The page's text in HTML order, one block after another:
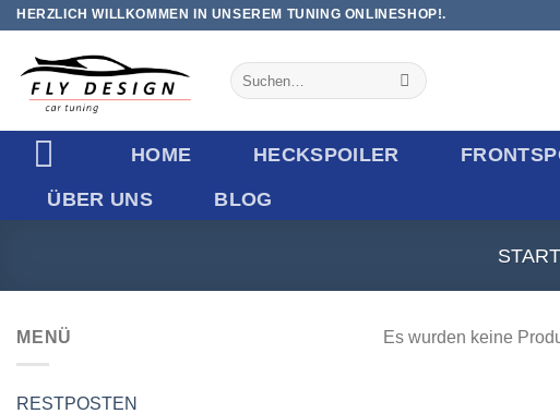
Zum
springen
HERZLICH WILLKOMMEN IN UNSEREM TUNING ONLINESHOP!.
Suchen
nach:
HOME HECKSPOILER
ÜBER UNS BLOG
START
MENÜ
RESTPOSTEN
Es wurden keine